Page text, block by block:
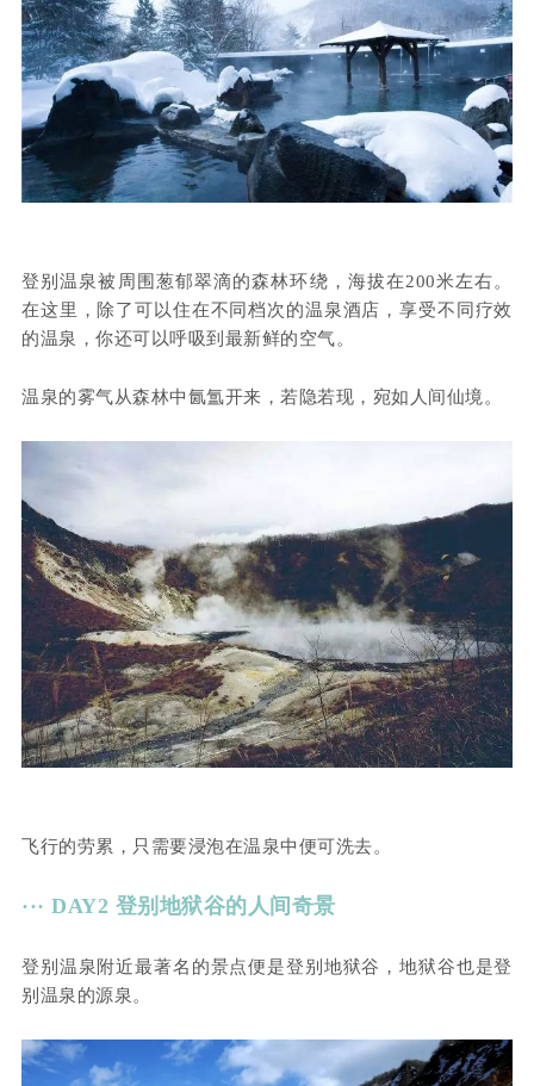
登别温泉被周围葱郁翠滴的森林环绕，海拔在200米左右。
在这里，除了可以住在不同档次的温泉酒店，享受不同疗效
的温泉，你还可以呼吸到最新鲜的空气。
温泉的雾气从森林中氤氲开来，若隐若现，宛如人间仙境。
飞行的劳累，只需要浸泡在温泉中便可洗去。
··· DAY2 登别地狱谷的人间奇景
登别温泉附近最著名的景点便是登别地狱谷，地狱谷也是登
别温泉的源泉。